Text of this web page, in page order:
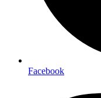
Facebook